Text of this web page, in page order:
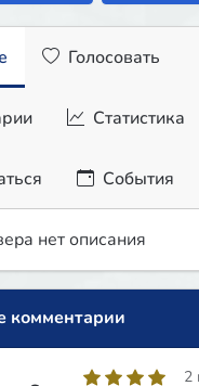
Голосовать
Статистика
События
нет описания
комментарии
2